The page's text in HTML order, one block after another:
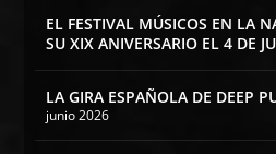
EL FESTIVAL MÚSICOS EN LA
SU XIX ANIVERSARIO EL 4 DE
LA GIRA ESPAÑOLA DE DEEP
junio 2026